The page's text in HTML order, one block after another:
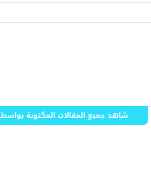
شاهد جميع المقالات المكتوبة